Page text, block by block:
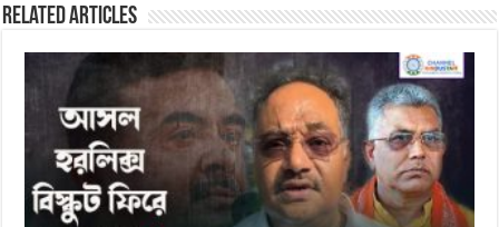
Related Articles